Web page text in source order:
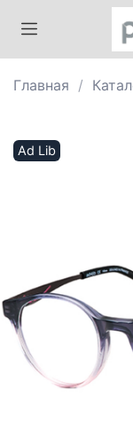
Главная
Ad Lib